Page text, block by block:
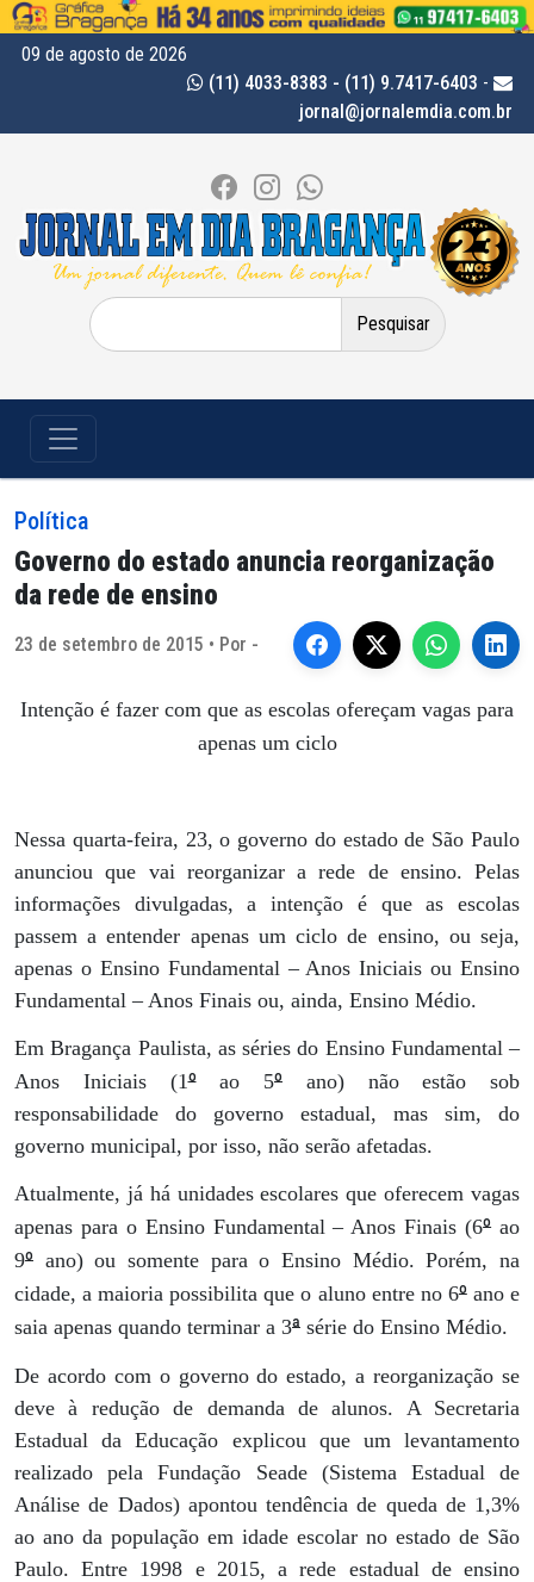
09 de agosto de 2026
(11) 4033-8383 - (11) 9.7417-6403 -
jornal@jornalemdia.com.br
Pesquisar
por:
Política
Governo do estado anuncia reorganização
da rede de ensino
23 de setembro de 2015 • Por -
Intenção é fazer com que as escolas ofereçam vagas para
apenas um ciclo
Nessa quarta-feira, 23, o governo do estado de São Paulo
anunciou que vai reorganizar a rede de ensino. Pelas
informações divulgadas, a intenção é que as escolas
passem a entender apenas um ciclo de ensino, ou seja,
apenas o Ensino Fundamental – Anos Iniciais ou Ensino
Fundamental – Anos Finais ou, ainda, Ensino Médio.
Em Bragança Paulista, as séries do Ensino Fundamental –
Anos Iniciais (1ºao 5º ano) não estão sob
responsabilidade do governo estadual, mas sim, do
governo municipal, por isso, não serão afetadas.
Atualmente, já há unidades escolares que oferecem vagas
apenas para o Ensino Fundamental – Anos Finais (6ºao
9º ano) ou somente para o Ensino Médio. Porém, na
cidade, a maioria possibilita que o aluno entre no 6ºano e
saia apenas quando terminar a 3ª série do Ensino Médio.
De acordo com o governo do estado, a reorganização se
deve à redução de demanda de alunos. A Secretaria
Estadual da Educação explicou que um levantamento
realizado pela Fundação Seade (Sistema Estadual de
Análise de Dados) apontou tendência de queda de 1,3%
ao ano da população em idade escolar no estado de São
Paulo. Entre 1998 e 2015, a rede estadual de ensino